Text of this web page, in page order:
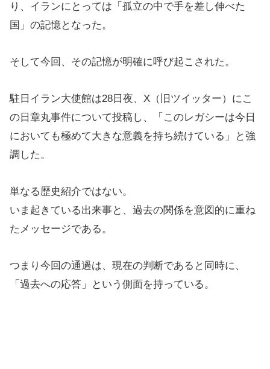
り、イランにとっては「孤立の中で手を差し伸べた
国」の記憶となった。
そして今回、その記憶が明確に呼び起こされた。
駐日イラン大使館は28日夜、X（旧ツイッター）にこ
の日章丸事件について投稿し、「このレガシーは今日
においても極めて大きな意義を持ち続けている」と強
調した。
単なる歴史紹介ではない。
いま起きている出来事と、過去の関係を意図的に重ね
たメッセージである。
つまり今回の通過は、現在の判断であると同時に、
「過去への応答」という側面を持っている。